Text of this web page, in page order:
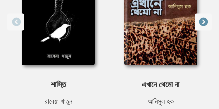
শাস্তি
রাবেয়া খাতুন
এখানে থেমো না
আনিসুল হক